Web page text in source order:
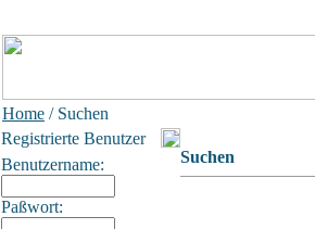
Home / Suchen
Registrierte Benutzer
Benutzername:
Paßwort:
Suchen